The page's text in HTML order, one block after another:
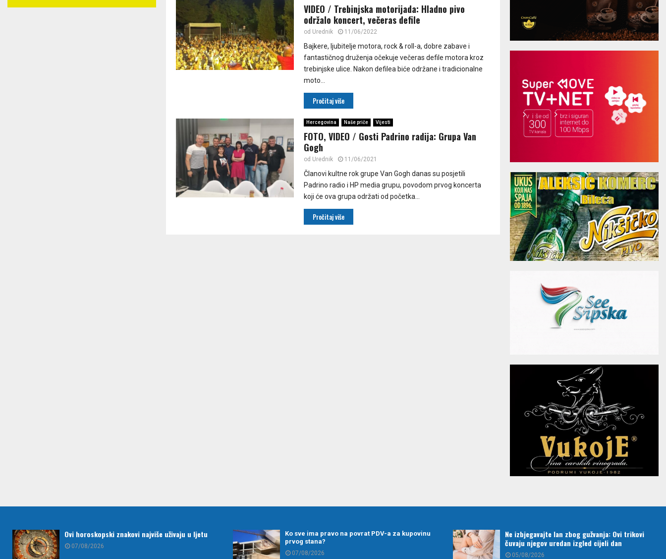
VIDEO / Trebinjska motorijada: Hladno pivo
održalo koncert, večeras defile
od Urednik 11/06/2022
Bajkere, ljubitelje motora, rock & roll-a, dobre zabave i
fantastičnog druženja očekuje večeras defile motora kroz
trebinjske ulice. Nakon defilea biće održane i tradicionalne
moto...
Pročitaj više
Hercegovina Naše priče Vijesti
FOTO, VIDEO / Gosti Padrino radija: Grupa Van
Gogh
od Urednik 11/06/2021
Članovi kultne rok grupe Van Gogh danas su posjetili
Padrino radio i HP media grupu, povodom prvog koncerta
koji će ova grupa održati od početka...
Pročitaj više
Ovi horoskopski znakovi najviše uživaju u ljetu
07/08/2026
Ko sve ima pravo na povrat PDV-a za kupovinu
prvog stana?
07/08/2026
Ne izbjegavajte lan zbog gužvanja: Ovi trikovi
čuvaju njegov uredan izgled cijeli dan
05/08/2026